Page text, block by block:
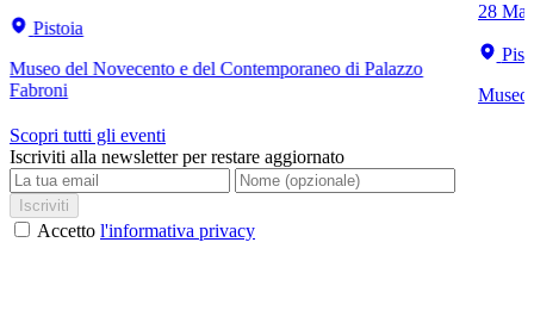
Pistoia
Museo del Novecento e del Contemporaneo di Palazzo
Fabroni
28
Museo
Scopri tutti gli eventi
Iscriviti alla newsletter per restare aggiornato
Iscriviti
Accetto l'informativa privacy